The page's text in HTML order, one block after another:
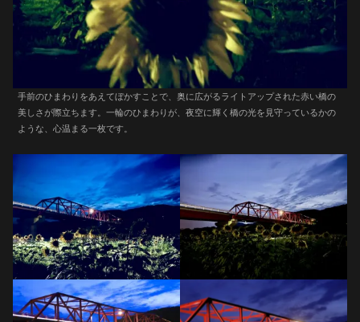
手前のひまわりをあえてぼかすことで、奥に広がるライトアップされた赤い橋の
美しさが際立ちます。一輪のひまわりが、夜空に輝く橋の光を見守っているかの
ような、心温まる一枚です。